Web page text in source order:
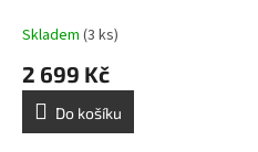
Skladem (3 ks)
2 699 Kč
Do košíku